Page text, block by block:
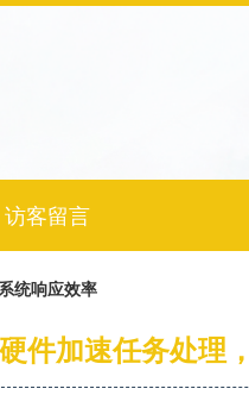
访客留言
统响应效率
件加速任务处理